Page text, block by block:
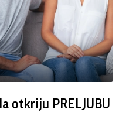
otkriju PRELJUBU